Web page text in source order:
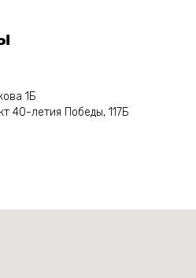
1Б
40-летия Победы, 117Б